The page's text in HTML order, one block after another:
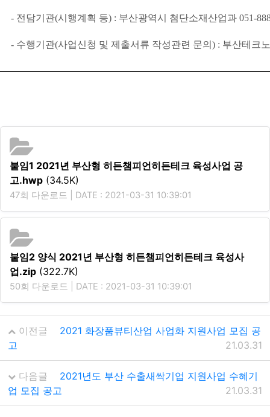
- 전담기관(시행계획 등) : 부산광역시 첨단소재산업과 051-
- 수행기관(사업신청 및 제출서류 작성관련 문의 ) : 부산테크
붙임1 2021년 부산형 히든챔피언히든테크 육성사업 공
고.hwp (34.5K)
47회 다운로드 | DATE : 2021-03-31 10:39:01
붙임2 양식 2021년 부산형 히든챔피언히든테크 육성사
업.zip (322.7K)
50회 다운로드 | DATE : 2021-03-31 10:39:01
이전글
2021 화장품뷰티산업 사업화 지원사업 모집 공
고
21.03.31
다음글
2021년도 부산 수출새싹기업 지원사업 수혜기
업 모집 공고
21.03.31